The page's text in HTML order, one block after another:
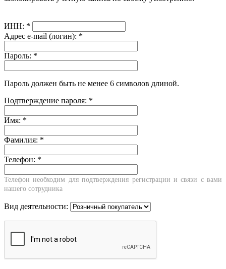
ИНН: *
Адрес e-mail (логин): *
Пароль: *
Пароль должен быть не менее 6 символов длиной.
Подтверждение пароля: *
Имя: *
Фамилия: *
Телефон: *
Телефон необходим для подтверждения регистрации и связи с вами
нашего сотрудника
Вид деятельности: